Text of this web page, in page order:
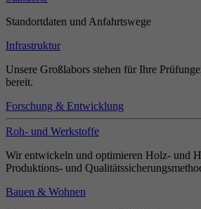
Standortdaten und Anfahrtswege
Infrastruktur
Unsere Großlabors stehen für Ihre
bereit.
Forschung & Entwicklung
Roh- und Werkstoffe
Wir entwickeln und optimieren Holz- und
Produktions- und
Bauen & Wohnen